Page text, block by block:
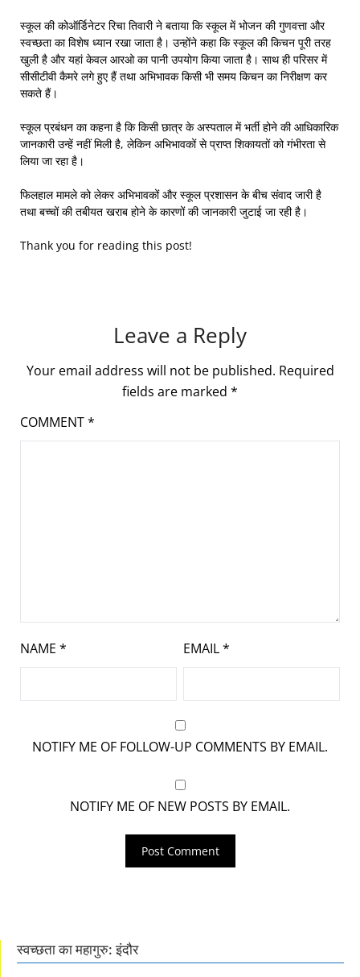
स्कूल की कोऑर्डिनेटर रिचा तिवारी ने बताया कि स्कूल में भोजन की गुणवत्ता और
स्वच्छता का विशेष ध्यान रखा जाता है। उन्होंने कहा कि स्कूल की किचन पूरी तरह
खुली है और यहां केवल आरओ का पानी उपयोग किया जाता है। साथ ही परिसर में
सीसीटीवी कैमरे लगे हुए हैं तथा अभिभावक किसी भी समय किचन का निरीक्षण कर
सकते हैं।
स्कूल प्रबंधन का कहना है कि किसी छात्र के अस्पताल में भर्ती होने की आधिकारिक
जानकारी उन्हें नहीं मिली है, लेकिन अभिभावकों से प्राप्त शिकायतों को गंभीरता से
लिया जा रहा है।
फिलहाल मामले को लेकर अभिभावकों और स्कूल प्रशासन के बीच संवाद जारी है
तथा बच्चों की तबीयत खराब होने के कारणों की जानकारी जुटाई जा रही है।
Thank you for reading this post!
Leave a Reply
Your email address will not be published. Required
fields are marked *
COMMENT*
NAME * EMAIL*
NOTIFY ME OF FOLLOW-UP COMMENTS BY EMAIL.
NOTIFY ME OF NEW POSTS BY EMAIL.
स्वच्छता का महागुरु: इंदौर